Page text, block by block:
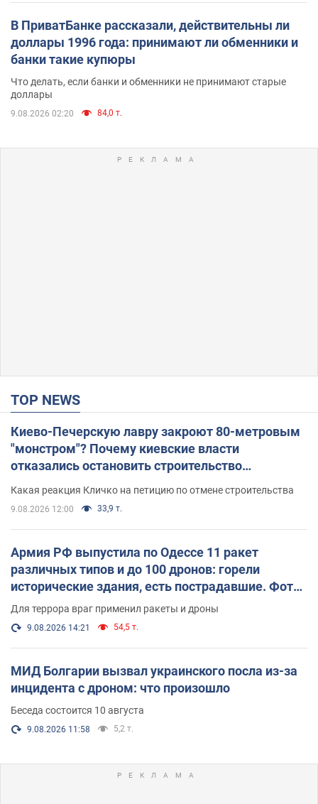
В ПриватБанке рассказали, действительны ли
доллары 1996 года: принимают ли обменники и
банки такие купюры
Что делать, если банки и обменники не принимают старые
доллары
9.08.2026 02:20 84,0 т.
TOP NEWS
Киево-Печерскую лавру закроют 80-метровым
"монстром"? Почему киевские власти
отказались остановить строительство
Какая реакция Кличко на петицию по отмене строительства
9.08.2026 12:00 33,9 т.
Армия РФ выпустила по Одессе 11 ракет
различных типов и до 100 дронов: горели
исторические здания, есть пострадавшие. Фото
и видео
Для террора враг применил ракеты и дроны
9.08.2026 14:21 54,5 т.
МИД Болгарии вызвал украинского посла из-за
инцидента с дроном: что произошло
Беседа состоится 10 августа
9.08.2026 11:58 5,2 т.